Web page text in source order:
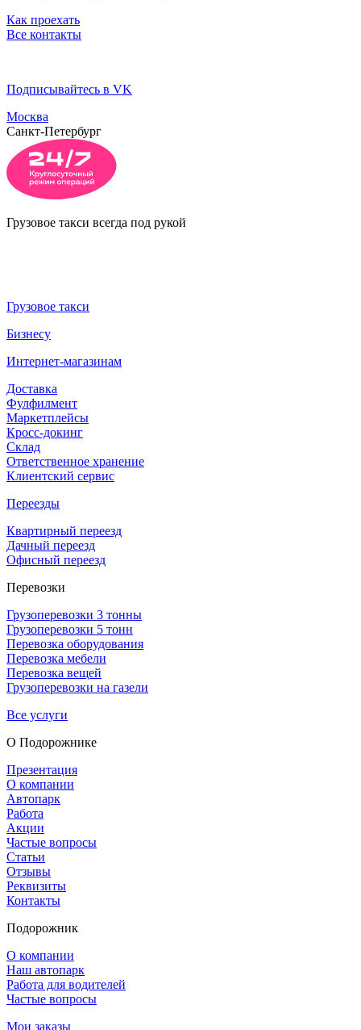
Как проехать
Все контакты
Подписывайтесь в VK
Москва
Санкт-Петербург
Грузовое такси всегда под рукой
Грузовое такси
Бизнесу
Интернет-магазинам
Доставка
Фулфилмент
Маркетплейсы
Кросс-докинг
Склад
Ответственное хранение
Клиентский сервис
Переезды
Квартирный переезд
Дачный переезд
Офисный переезд
Перевозки
Грузоперевозки 3 тонны
Грузоперевозки 5 тонн
Перевозка оборудования
Перевозка мебели
Перевозка вещей
Грузоперевозки на газели
Все услуги
О Подорож­нике
Презентация
О компании
Автопарк
Работа
Акции
Частые вопросы
Статьи
Отзывы
Реквизиты
Контакты
Подорожник
О компании
Наш автопарк
Работа для водителей
Частые вопросы
Мои заказы